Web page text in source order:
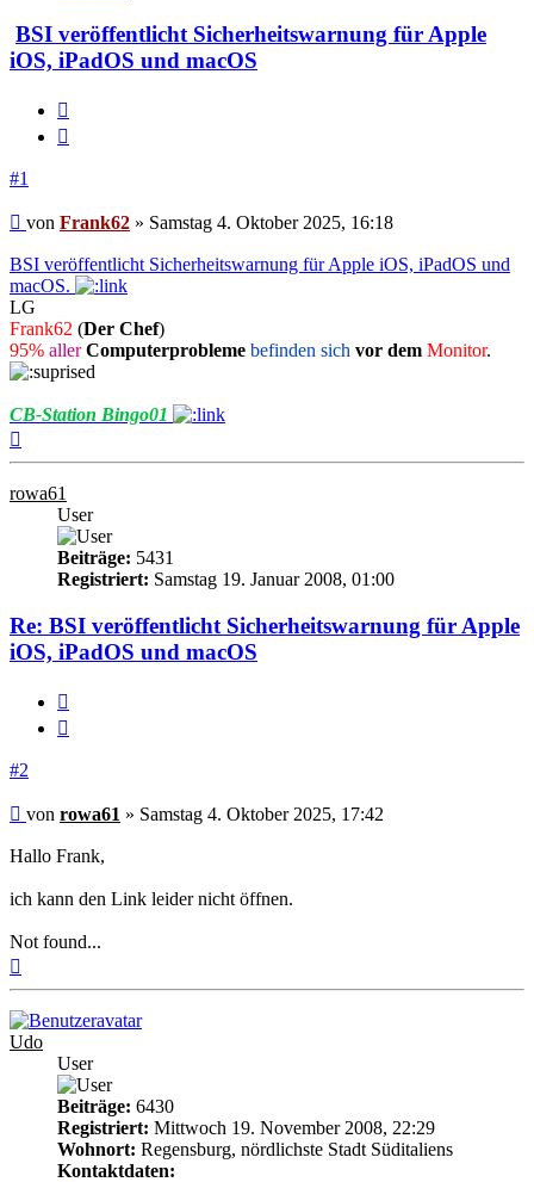
BSI veröffentlicht Sicherheitswarnung für Apple
iOS, iPadOS und macOS
#1
Beitrag
von Frank62 » Samstag 4. Oktober 2025, 16:18
BSI veröffentlicht Sicherheitswarnung für Apple iOS, iPadOS und
macOS.
LG
Frank62 (Der Chef)
95% aller Computerprobleme befinden sich vor dem Monitor.
CB-Station Bingo01
rowa61
User
Beiträge: 5431
Registriert: Samstag 19. Januar 2008, 01:00
Re: BSI veröffentlicht Sicherheitswarnung für Apple
iOS, iPadOS und macOS
#2
Beitrag
von rowa61 » Samstag 4. Oktober 2025, 17:42
Hallo Frank,
ich kann den Link leider nicht öffnen.
Not found...
Udo
User
Beiträge: 6430
Registriert: Mittwoch 19. November 2008, 22:29
Wohnort: Regensburg, nördlichste Stadt Süditaliens
Kontaktdaten: